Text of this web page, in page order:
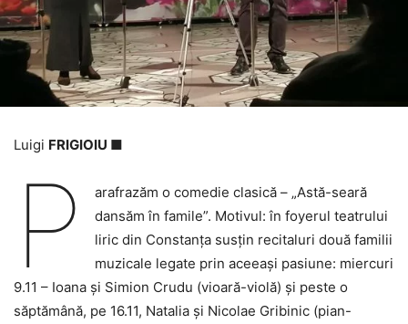
Luigi FRIGIOIU ■
P
arafrazăm o comedie clasică – „Astă-seară
dansăm în famile”. Motivul: în foyerul teatrului
liric din Constanţa susțin recitaluri două familii
muzicale legate prin aceeași pasiune: miercuri
9.11 – Ioana și Simion Crudu (vioară-violă) și peste o
săptămână, pe 16.11, Natalia și Nicolae Gribinic (pian-